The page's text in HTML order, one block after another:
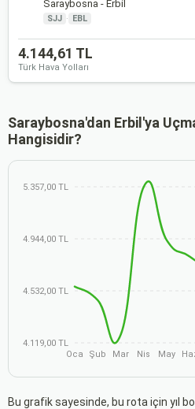
Saraybosna - Erbil
SJJ · EBL
4.144,61 TL
Türk Hava Yolları
Saraybosna'dan Erbil'ya
Hangisidir?
5.357,00 TL
4.944,00 TL
4.532,00 TL
4.119,00 TL
Oca
Şub Mar Nis May
Bu grafik sayesinde, bu rota için yıl